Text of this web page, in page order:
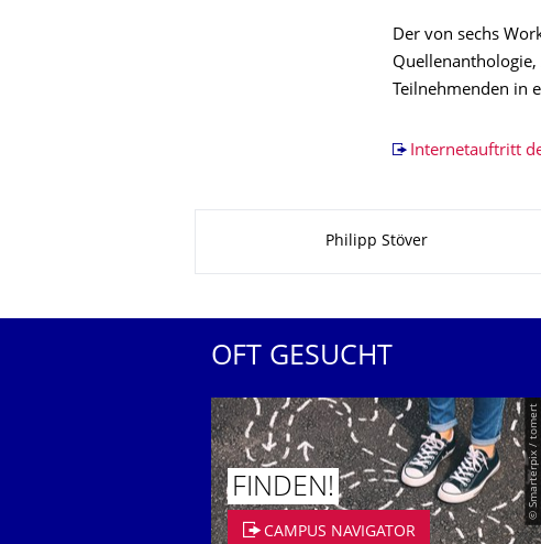
Der von sechs
Teilnehmenden in
Internetauftritt
Philipp Stöver
OFT GESUCHT
© Smarterpix / tomert
FINDEN!
CAMPUS NAVIGATOR